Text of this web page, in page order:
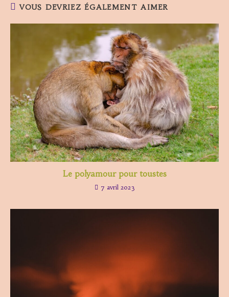
VOUS DEVRIEZ ÉGALEMENT AIMER
Le polyamour pour toustes
7 avril 2023